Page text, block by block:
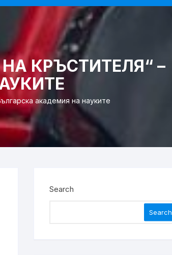
КРЪСТИТЕЛЯ“ –
академия на науките
Search
Search